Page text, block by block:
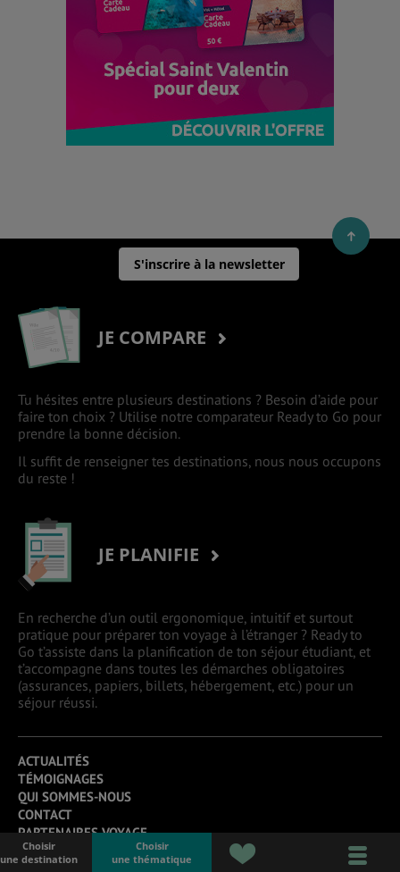
Choisir
une destination
Choisir
une thématique
S'inscrire à la newsletter
JE COMPARE
Tu hésites entre plusieurs destinations ? Besoin d’aide pour
faire ton choix ? Utilise notre comparateur Ready to Go pour
prendre la bonne décision.
Il suffit de renseigner tes destinations, nous nous occupons
du reste !
JE PLANIFIE
En recherche d’un outil ergonomique, intuitif et surtout
pratique pour préparer ton voyage à l’étranger ? Ready to
Go t’assiste dans la planification de ton séjour étudiant, et
t’accompagne dans toutes les démarches obligatoires
(assurances, papiers, billets, hébergement, etc.) pour un
séjour réussi.
ACTUALITÉS
TÉMOIGNAGES
QUI SOMMES-NOUS
CONTACT
PARTENAIRES VOYAGE
ILS NOUS FONT CONFIANCE
PROPOSE TON ARTICLE